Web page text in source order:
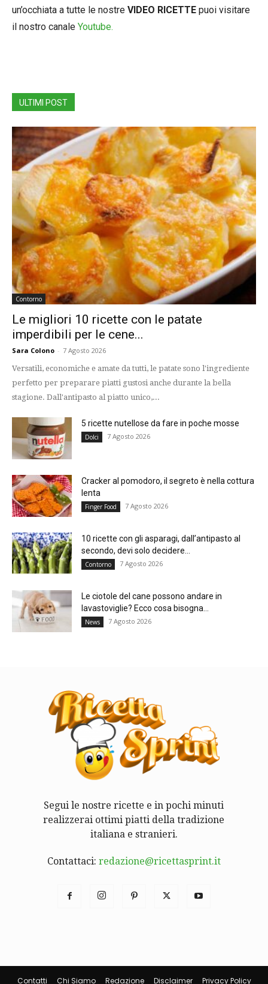
un’occhiata a tutte le nostre VIDEO RICETTE puoi visitare
il nostro canale Youtube.
ULTIMI POST
Contorno
Le migliori 10 ricette con le patate
imperdibili per le cene...
Sara Colono - 7 Agosto 2026
Versatili, economiche e amate da tutti, le patate sono l'ingrediente
perfetto per preparare piatti gustosi anche durante la bella
stagione. Dall'antipasto al piatto unico,...
5 ricette nutellose da fare in poche mosse
Dolci 7 Agosto 2026
Cracker al pomodoro, il segreto è nella cottura
lenta
Finger Food 7 Agosto 2026
10 ricette con gli asparagi, dall’antipasto al
secondo, devi solo decidere...
Contorno 7 Agosto 2026
Le ciotole del cane possono andare in
lavastoviglie? Ecco cosa bisogna...
News 7 Agosto 2026
Segui le nostre ricette e in pochi minuti
realizzerai ottimi piatti della tradizione
italiana e stranieri.
Contattaci: redazione@ricettasprint.it
Contatti Chi Siamo Redazione Disclaimer Privacy Policy